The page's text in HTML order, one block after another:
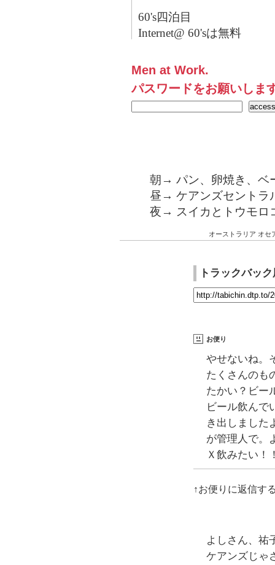
60's四泊目
Internet@ 60'sは無料
Men at Work.
パスワードをお願いしま
朝→ パン、卵焼き、ベ
昼→ ケアンズセントラ
夜→ スイカとトウモロ
オーストラリア オセ
トラックバッ
お便り
やせないね。
たくさんのも
たかい？ビー
ビール飲んで
き出しました
が管理人で。
Ｘ飲みたい！
↑お便りに返信す
よしさん、祐
ケアンズじゃ